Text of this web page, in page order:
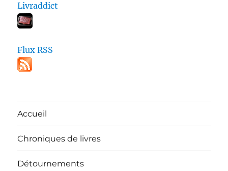
Livraddict
Flux RSS
Accueil
Chroniques de livres
Détournements